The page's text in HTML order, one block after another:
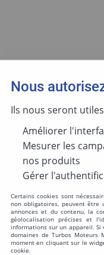
KIT SERVICDE VVP2
Nous
Ils nous seront
Améliorer
Mesurer les
nos produits
Gérer
Certains cookies sont
non obligatoires, peuvent être
annonces et du contenu, la
géolocalisation précises et
informations sur un appareil. Si
domaines de Turbos Moteurs
moment en cliquant sur le
cookie.